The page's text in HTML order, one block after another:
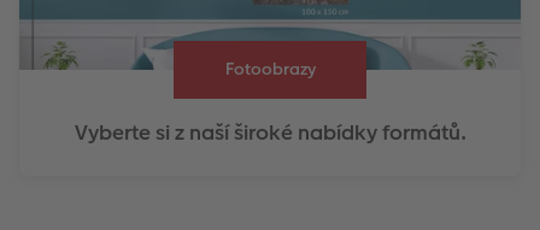
Fotoobrazy
Vyberte si z naší široké nabídky formátů.